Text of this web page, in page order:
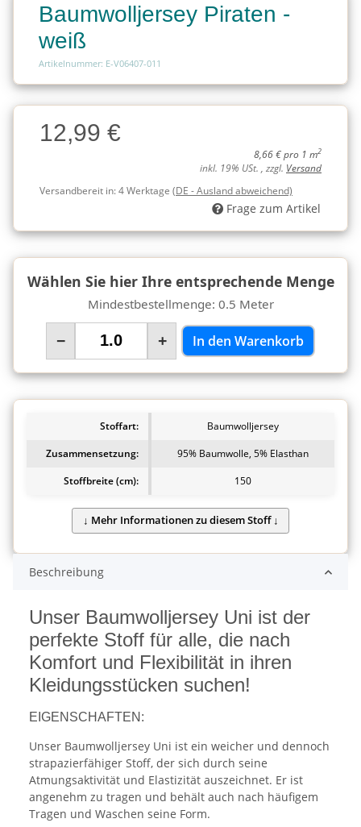
Baumwolljersey Piraten -
weiß
Artikelnummer: E-V06407-011
Charge
Charge12,99 €
8,66 € pro 1 m2
inkl. 19% USt. , zzgl. Versand
Versandbereit in:4 Werktage (DE - Ausland abweichend)
Frage zum Artikel
Wählen Sie hier Ihre entsprechende Menge
Mindestbestellmenge: 0.5 Meter
− + In den Warenkorb
Stoffart:
Baumwolljersey
Zusammensetzung:
95% Baumwolle, 5% Elasthan
Stoffbreite (cm):
150
Beschreibung
Unser Baumwolljersey Uni ist der
perfekte Stoff für alle, die nach
Komfort und Flexibilität in ihren
Kleidungsstücken suchen!
EIGENSCHAFTEN:
Unser Baumwolljersey Uni ist ein weicher und dennoch
strapazierfähiger Stoff, der sich durch seine
Atmungsaktivität und Elastizität auszeichnet. Er ist
angenehm zu tragen und behält auch nach häufigem
Tragen und Waschen seine Form.